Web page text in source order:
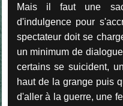
Mais il faut une
d'indulgence pour
spectateur doit se
un minimum de
certains se suicident,
haut de la grange puis
d'aller à la guerre, une